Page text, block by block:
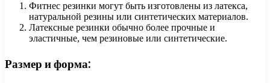
Фитнес резинки могут быть изготовлены из латекса,
натуральной резины или синтетических материалов.
Латексные резинки обычно более прочные и
эластичные, чем резиновые или синтетические.
Размер и форма: